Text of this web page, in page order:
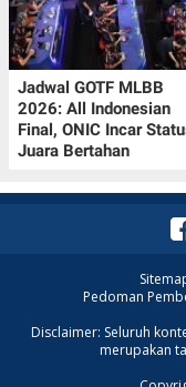
Jadwal GOTF MLBB
2026: All Indonesian
Final, ONIC Incar
Juara Bertahan
Pedoman
Disclaimer: Seluruh
merupakan